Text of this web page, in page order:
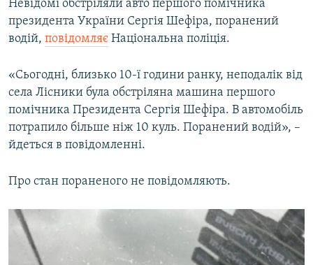
КТАТ
Невідомі обстріляли авто першого помічника
президента України Сергія Шефіра, поранений
водій, повідомляє Національна поліція.
«Сьогодні, близько 10-ї години ранку, неподалік від
села Лісники була обстріляна машина першого
помічника Президента Сергія Шефіра. В автомобіль
потрапило більше ніж 10 куль. Поранений водій», –
йдеться в повідомленні.
Про стан пораненого не повідомляють.